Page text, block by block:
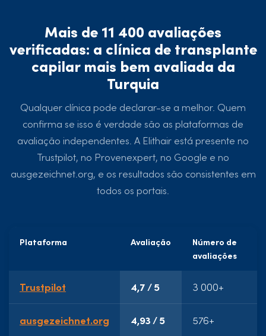
Mais de 11 400 avaliações
verificadas: a clínica de transplante
capilar mais bem avaliada da
Turquia
Qualquer clínica pode declarar-se a melhor. Quem
confirma se isso é verdade são as plataformas de
avaliação independentes. A Elithair está presente no
Trustpilot, no Provenexpert, no Google e no
ausgezeichnet.org, e os resultados são consistentes em
todos os portais.
Plataforma Avaliação
Número de
avaliações
Trustpilot 4,7 / 5 3 000+
ausgezeichnet.org 4,93 / 5 576+